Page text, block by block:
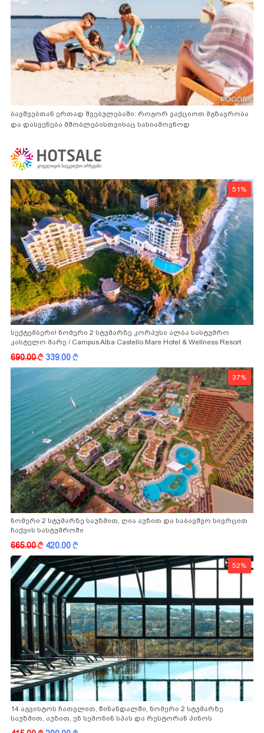
ბავშვებთან ერთად შვებულებაში: როგორ ვაქციოთ მგზავრობა
და დასვენება მშობლებისთვისაც სასიამოვნოდ
51%
სექტემბერი! ნომერი 2 სტუმარზე კორპუსი ალბა სასტუმრო
კასტელო მარე / Campus Alba Castello Mare Hotel & Wellness Resort
690.00k 339.00k
37%
ნომერი 2 სტუმარზე საუზმით, ღია აუზით და საბავშვო სივრცით
ჩაქვის სასტუმროში
665.00k 420.00k
52%
14 აგვისტოს ჩათვლით, წინანდალში, ნომერი 2 სტუმარზე
საუზმით, აუზით, ენ სემონინ სპას და რესტორან პინოს
ფასდაკლებით